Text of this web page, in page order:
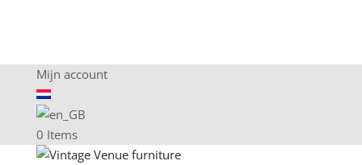
Mijn account
0 Items